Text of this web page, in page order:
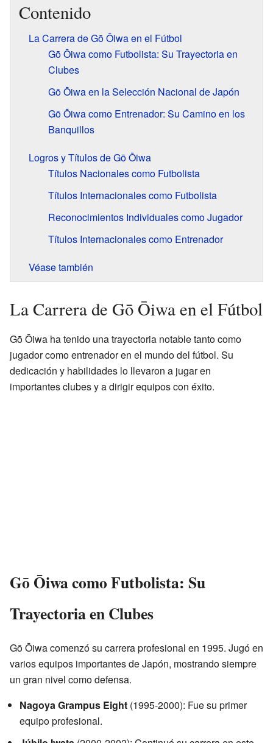
Contenido
La Carrera de Gō Ōiwa en el Fútbol
Gō Ōiwa como Futbolista: Su Trayectoria en
Clubes
Gō Ōiwa en la Selección Nacional de Japón
Gō Ōiwa como Entrenador: Su Camino en los
Banquillos
Logros y Títulos de Gō Ōiwa
Títulos Nacionales como Futbolista
Títulos Internacionales como Futbolista
Reconocimientos Individuales como Jugador
Títulos Internacionales como Entrenador
Véase también
La Carrera de Gō Ōiwa en el Fútbol
Gō Ōiwa ha tenido una trayectoria notable tanto como
jugador como entrenador en el mundo del fútbol. Su
dedicación y habilidades lo llevaron a jugar en
importantes clubes y a dirigir equipos con éxito.
Gō Ōiwa como Futbolista: Su
Trayectoria en Clubes
Gō Ōiwa comenzó su carrera profesional en 1995. Jugó en
varios equipos importantes de Japón, mostrando siempre
un gran nivel como defensa.
Nagoya Grampus Eight (1995-2000): Fue su primer
equipo profesional.